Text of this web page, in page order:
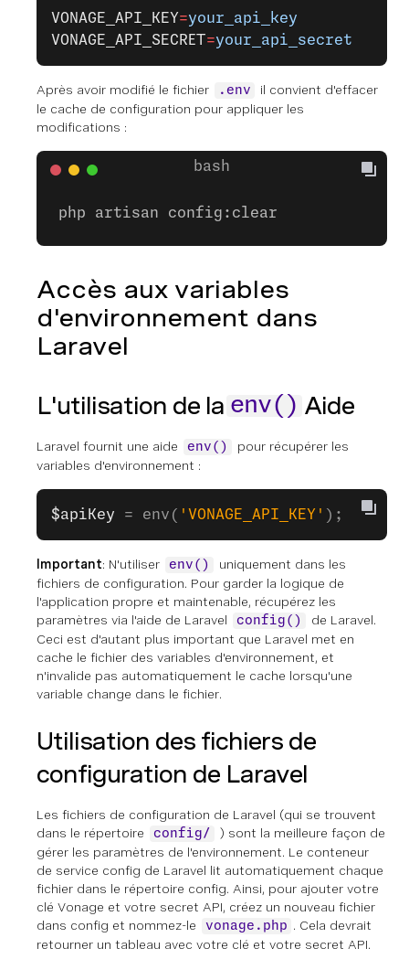
VONAGE_API_KEY=your_api_key
VONAGE_API_SECRET=your_api_secret
Après avoir modifié le fichier .env
il convient d'effacer
le cache de configuration pour appliquer les
modifications :
php artisan config:clear
Accès aux variables
d'environnement dans
Laravel
L'utilisation de la env() Aide
Laravel fournit une aide env()
pour récupérer les
variables d'environnement :
$apiKey = env( 'VONAGE_API_KEY' );
Important: N'utiliser env()
uniquement dans les
fichiers de configuration. Pour garder la logique de
l'application propre et maintenable, récupérez les
paramètres via l'aide de Laravel
config()
de Laravel.
Ceci est d'autant plus important que Laravel met en
cache le fichier des variables d'environnement, et
n'invalide pas automatiquement le cache lorsqu'une
variable change dans le fichier.
Utilisation des fichiers de
configuration de Laravel
Les fichiers de configuration de Laravel (qui se trouvent
dans le répertoire
config/
) sont la meilleure façon de
gérer les paramètres de l'environnement. Le conteneur
de service config de Laravel lit automatiquement chaque
fichier dans le répertoire config. Ainsi, pour ajouter votre
clé Vonage et votre secret API, créez un nouveau fichier
dans config et nommez-le
vonage.php . Cela devrait
retourner un tableau avec votre clé et votre secret API.